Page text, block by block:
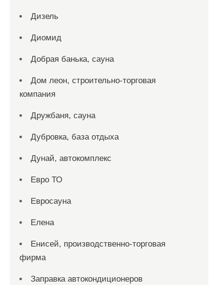
Дизель
Диомид
Добрая банька, сауна
Дом леон, строительно-торговая
компания
Дружбаня, сауна
Дубровка, база отдыха
Дунай, автокомплекс
Евро ТО
Евросауна
Елена
Енисей, производственно-торговая
фирма
Заправка автокондиционеров